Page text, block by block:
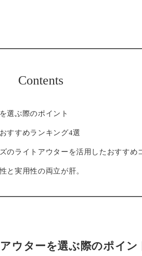
Contents
選ぶ際のポイント
すすめランキング4選
のライトアウターを活用したおすすめ
と実用性の両立が肝。
ウターを選ぶ際のポイン